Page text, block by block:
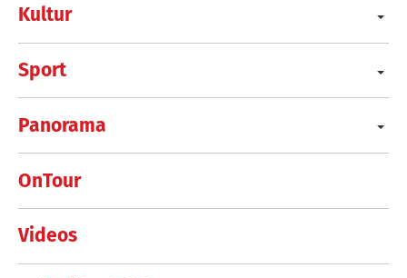
Kultur
Sport
Panorama
OnTour
Videos